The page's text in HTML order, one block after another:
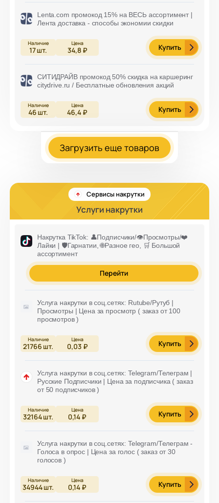
Lenta.com промокод 15% на ВЕСЬ ассортимент |
Лента доставка - способы экономии скидки
17шт. 34,8 ₽ Купить
СИТИДРАЙВ промокод 50% скидка на каршеринг
citydrive.ru / Бесплатные обновления акций
46 шт. 46,4 ₽ Купить
Загрузить еще товаров
Сервисы накрутки
Услуги накрутки
Накрутка TikTok: 👤Подписчики/👁️Просмотры/❤️
Лайки | 🛡️Гарнатии, 🌐Разное гео, 🛒 Большой
ассортимент
Перейти
Услуга накрутки в соц.сетях: Rutube/Рутуб |
Просмотры | Цена за просмотр ( заказ от 100
просмотров )
21766 шт. 0,03 ₽ Купить
Услуга накрутки в соц.сетях: Telegram/Телеграм |
Русские Подписчики | Цена за подписчика ( заказ
от 50 подписчиков )
32164шт. 0,14 ₽ Купить
Услуга накрутки в соц.сетях: Telegram/Телеграм -
Голоса в опрос | Цена за голос ( заказ от 30
голосов )
34944шт. 0,14 ₽ Купить